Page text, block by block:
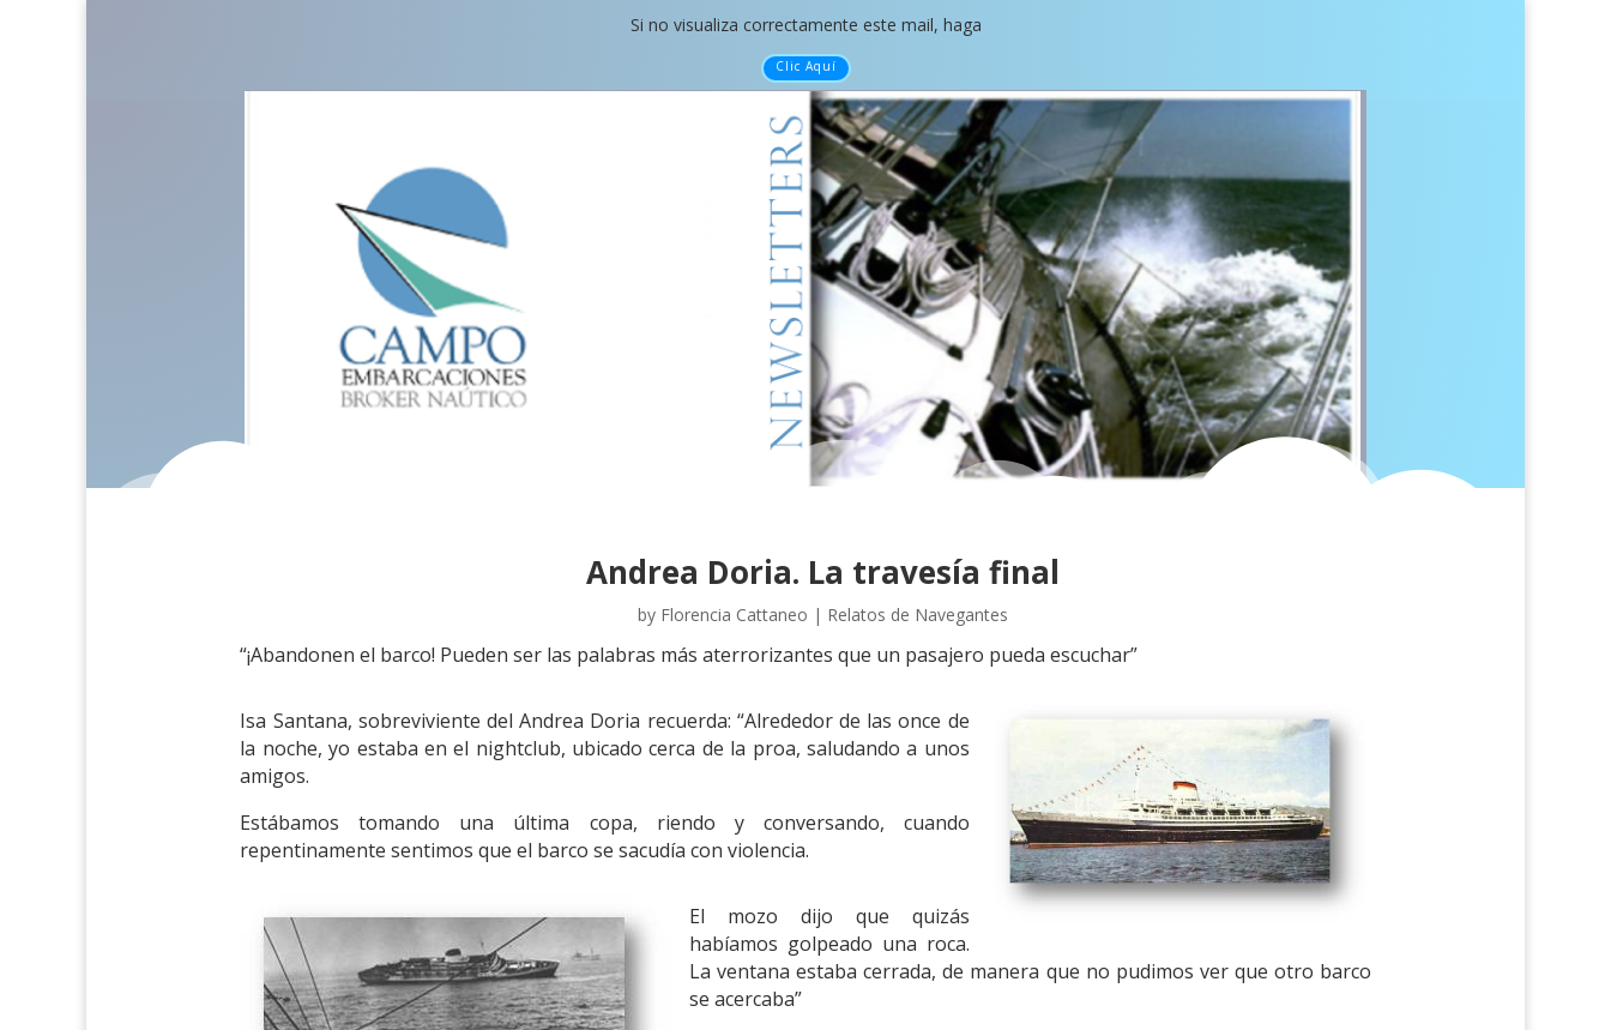
Si no visualiza correctamente este mail, haga
Clic Aquí
Andrea Doria. La travesía final
by Florencia Cattaneo | Relatos de Navegantes
“¡Abandonen el barco! Pueden ser las palabras más aterrorizantes que un pasajero pueda escuchar”
Isa Santana, sobreviviente del Andrea Doria recuerda: “Alrededor de las once de
la noche, yo estaba en el nightclub, ubicado cerca de la proa, saludando a unos
amigos.
Estábamos tomando una última copa, riendo y conversando, cuando
repentinamente sentimos que el barco se sacudía con violencia.
El mozo dijo que quizás
habíamos golpeado una roca.
La ventana estaba cerrada, de manera que no pudimos ver que otro barco
se acercaba”